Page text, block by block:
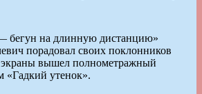
порадовал своих поклонников
вышел полно­метражный
утенок».